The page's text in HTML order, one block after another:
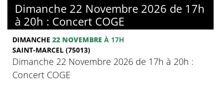
Dimanche 22 Novembre 2026 de 17h
à 20h : Concert COGE
DIMANCHE 22 NOVEMBRE À 17H
SAINT-MARCEL (75013)
Dimanche 22 Novembre 2026 de 17h à 20h :
Concert COGE